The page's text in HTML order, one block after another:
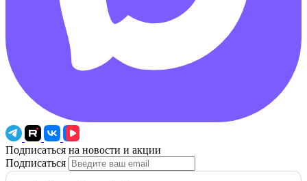
Подписаться на новости и акции
Подписаться